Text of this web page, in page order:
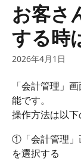
お客さ
する時
2026年4月1日
「会計管理」
能です。
操作方法は以下
①「会計管理」
を選択する